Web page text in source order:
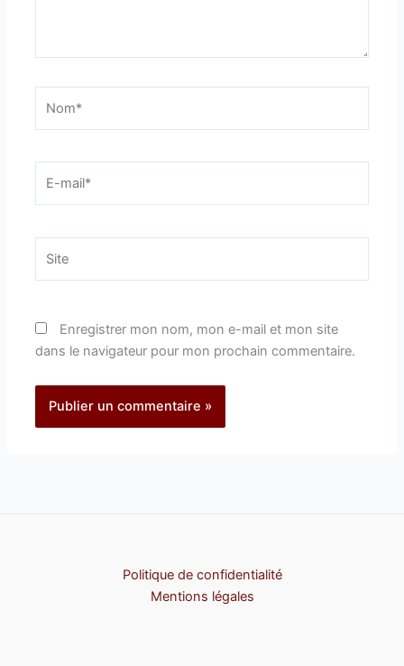
Enregistrer mon nom, mon e-mail et mon site
dans le navigateur pour mon prochain commentaire.
Politique de confidentialité
Mentions légales